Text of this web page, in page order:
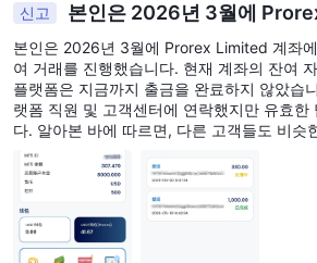
신고 본인은 2026년 3월에
본인은 2026년 3월에 Prorex Limited 계좌
여 거래를 진행했습니다. 현재 계좌의 잔여
플랫폼은 지금까지 출금을 완료하지 않았습
랫폼 직원 및 고객센터에 연락했지만 유효한
다. 알아본 바에 따르면, 다른 고객들도 비슷
습니다. 본인은 모든 입금, 거래, 출금 및 소
며, 플랫폼이 신속하게 공식 답변을 제공하
처리해 주기를 바랍니다. 문제가 계속 해결
레이시아 및 중국 관련 규제 기관과 법 집행
법에 따라 자신의 정당한 권익을 보호할 것입